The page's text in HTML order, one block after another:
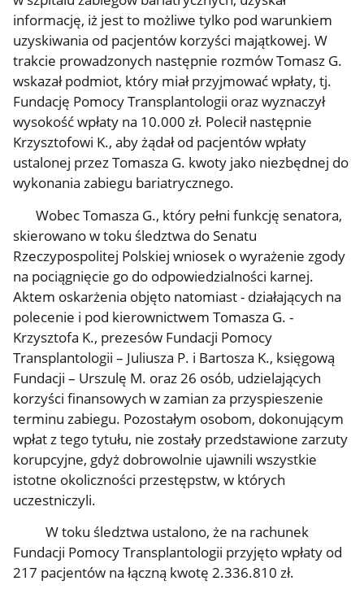
informację, iż jest to możliwe tylko pod warunkiem
uzyskiwania od pacjentów korzyści majątkowej. W
trakcie prowadzonych następnie rozmów Tomasz G.
wskazał podmiot, który miał przyjmować wpłaty, tj.
Fundację Pomocy Transplantologii oraz wyznaczył
wysokość wpłaty na 10.000 zł. Polecił następnie
Krzysztofowi K., abyżądał od pacjentów wpłaty
ustalonej przez Tomasza G. kwoty jako niezbędnej do
wykonania zabiegu bariatrycznego.
Wobec Tomasza G., który pełni funkcję senatora,
skierowano w toku śledztwa do Senatu
Rzeczypospolitej Polskiej wniosek o wyrażenie zgody
na pociągnięcie go do odpowiedzialności karnej.
Aktem oskarżenia objęto natomiast - działających na
polecenie i pod kierownictwem Tomasza G. -
Krzysztofa K., prezesów Fundacji Pomocy
Transplantologii – Juliusza P. i Bartosza K., księgową
Fundacji – Urszulę M. oraz 26 osób, udzielających
korzyści finansowych w zamian za przyspieszenie
terminu zabiegu. Pozostałym osobom, dokonującym
wpłat z tego tytułu, nie zostały przedstawione zarzuty
korupcyjne, gdyż dobrowolnie ujawnili wszystkie
istotne okoliczności przestępstw, w których
uczestniczyli.
W toku śledztwa ustalono, że na rachunek
Fundacji Pomocy Transplantologii przyjęto wpłaty od
217 pacjentów na łączną kwotę 2.336.810 zł.